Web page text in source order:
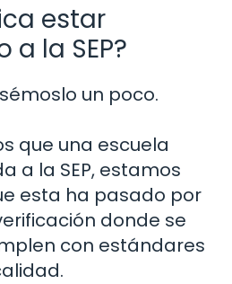
estar
la SEP?
un poco.
que una escuela
a la SEP, estamos
esta ha pasado por
donde se
con estándares